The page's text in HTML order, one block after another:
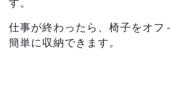
す。
仕事が終わったら、椅子をオフ
簡単に収納できます。